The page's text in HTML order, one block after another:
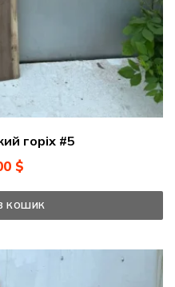
горіх #5
$
КОШИК